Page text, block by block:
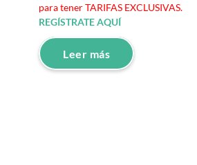
para tener TARIFAS EXCLUSIVAS.
REGÍSTRATE AQUÍ
Leer más